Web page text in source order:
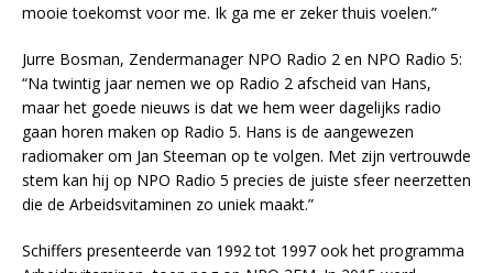
mooie toekomst voor me. Ik ga me er zeker thuis voelen.”
Jurre Bosman, Zendermanager NPO Radio 2 en NPO Radio 5:
“Na twintig jaar nemen we op Radio 2 afscheid van Hans,
maar het goede nieuws is dat we hem weer dagelijks radio
gaan horen maken op Radio 5. Hans is de aangewezen
radiomaker om Jan Steeman op te volgen. Met zijn vertrouwde
stem kan hij op NPO Radio 5 precies de juiste sfeer neerzetten
die de Arbeidsvitaminen zo uniek maakt.”
Schiffers presenteerde van 1992 tot 1997 ook het programma